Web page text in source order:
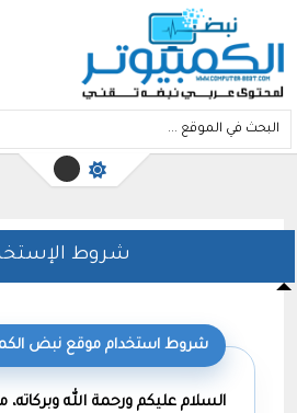
شروط
شروط استخدام موقع نبض
السلام عليكم ورحمة الله